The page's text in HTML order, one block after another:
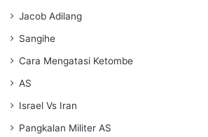
Jacob Adilang
Sangihe
Cara Mengatasi Ketombe
AS
Israel Vs Iran
Pangkalan Militer AS